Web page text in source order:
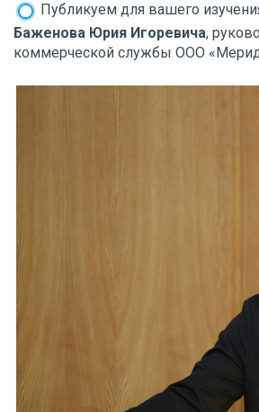
Публикуем для вашего
Баженова Юрия Игоревича,
коммерческой службы ООО